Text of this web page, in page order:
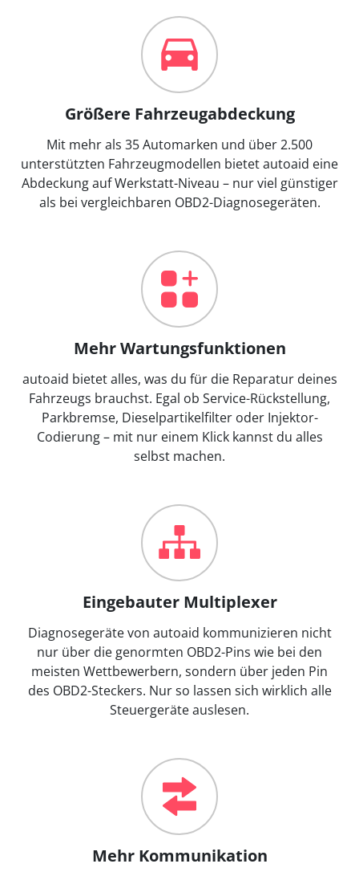
Größere Fahrzeugabdeckung
Mit mehr als 35 Automarken und über 2.500
unterstützten Fahrzeugmodellen bietet autoaid eine
Abdeckung auf Werkstatt-Niveau – nur viel günstiger
als bei vergleichbaren OBD2-Diagnosegeräten.
Mehr Wartungsfunktionen
autoaid bietet alles, was du für die Reparatur deines
Fahrzeugs brauchst. Egal ob Service-Rückstellung,
Parkbremse, Dieselpartikelfilter oder Injektor-
Codierung – mit nur einem Klick kannst du alles
selbst machen.
Eingebauter Multiplexer
Diagnosegeräte von autoaid kommunizieren nicht
nur über die genormten OBD2-Pins wie bei den
meisten Wettbewerbern, sondern über jeden Pin
des OBD2-Steckers. Nur so lassen sich wirklich alle
Steuergeräte auslesen.
Mehr Kommunikation